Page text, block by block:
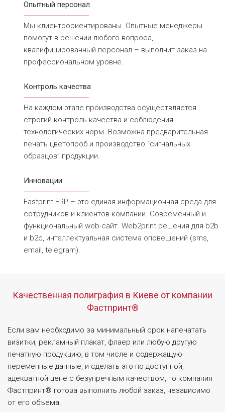
Опытный персонал
Мы клиентоориентированы. Опытные менеджеры
помогут в решении любого вопроса,
квалифицированный персонал – выполнит заказ на
профессиональном уровне.
Контроль качества
На каждом этапе производства осуществляется
строгий контроль качества и соблюдения
технологических норм. Возможна предварительная
печать цветопроб и производство “сигнальных
образцов” продукции.
Инновации
Fastprint ERP – это единая информационная среда для
сотрудников и клиентов компании. Современный и
функциональный web-сайт. Web2print решения для b2b
и b2c, интеллектуальная система оповещений (sms,
email, telegram).
Качественная полиграфия в Киеве от компании
Фастпринт®
Если вам необходимо за минимальный срок напечатать
визитки, рекламный плакат, флаер или любую другую
печатную продукцию, в том числе и содержащую
переменные данные, и сделать это по доступной,
адекватной цене с безупречным качеством, то компания
Фастпринт® готова выполнить любой заказ, независимо
от его объема.